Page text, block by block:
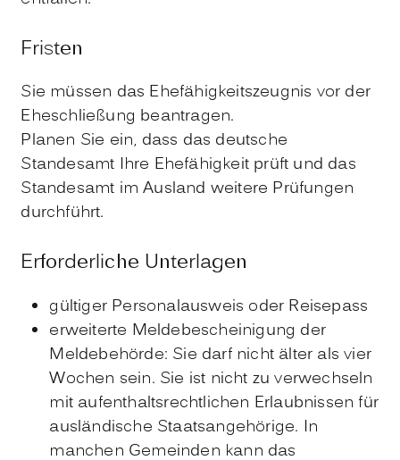
Fristen
Sie müssen das Ehefähigkeitszeugnis vor der
Eheschließung beantragen.
Planen Sie ein, dass das deutsche
Standesamt Ihre Ehefähigkeit prüft und das
Standesamt im Ausland weitere Prüfungen
durchführt.
Erforderliche Unterlagen
gültiger Personalausweis oder Reisepass
erweiterte Meldebescheinigung der
Meldebehörde: Sie darf nicht älter als vier
Wochen sein. Sie ist nicht zu verwechseln
mit aufenthaltsrechtlichen Erlaubnissen für
ausländische Staatsangehörige. In
manchen Gemeinden kann das